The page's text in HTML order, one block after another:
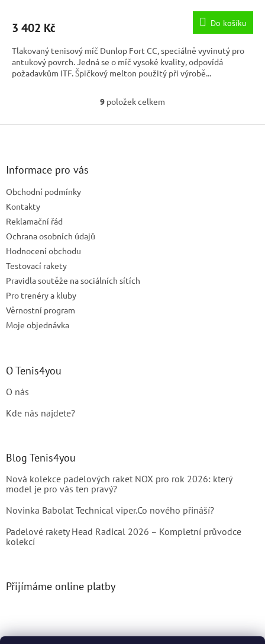
3 402 Kč Do košíku
Tlakovaný tenisový míč Dunlop Fort CC, speciálně vyvinutý pro
antukový povrch. Jedná se o míč vysoké kvality, odpovídá
požadavkům ITF. Špičkový melton použitý při výrobě...
O
l
p
i
9 položek celkem
Z
Informace pro vás
Obchodní podmínky
Kontakty
Reklamační řád
Ochrana osobních údajů
Hodnocení obchodu
Testovací rakety
Pravidla soutěže na sociálních sítích
Pro trenéry a kluby
Věrnostní program
Moje objednávka
O Tenis4you
O nás
Kde nás najdete?
Blog Tenis4you
Nová kolekce padelových raket NOX pro rok 2026: který
model je pro vás ten pravý?
Novinka Babolat Technical viper.Co nového přináší?
Padelové rakety Head Radical 2026 – Kompletní průvodce
kolekcí
Přijímáme online platby